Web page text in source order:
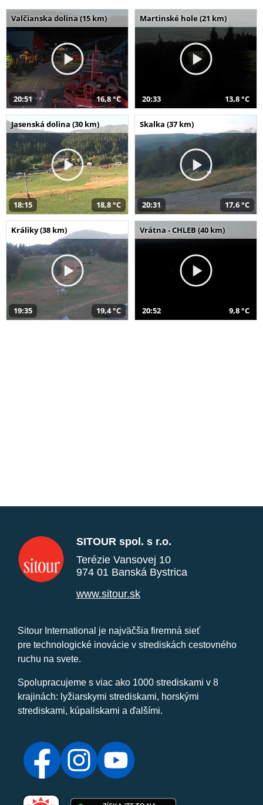
Valčianska dolina (15 km)
20:51 16,8 °C
Martinské hole (21 km)
20:33 13,8 °C
Jasenská dolina (30 km)
18:15 18,8 °C
Skalka (37 km)
20:31 17,6 °C
Králiky (38 km)
19:35 19,4 °C
Vrátna - CHLEB (40 km)
20:52 9,8 °C
SITOUR spol. s r.o.
Terézie Vansovej 10
974 01 Banská Bystrica
www.sitour.sk
Sitour International je najväčšia firemná sieť
pre technologické inovácie v strediskách cestovného
ruchu na svete.
Spolupracujeme s viac ako 1000 strediskami v 8
krajinách: lyžiarskymi strediskami, horskými
strediskami, kúpaliskami a ďalšími.